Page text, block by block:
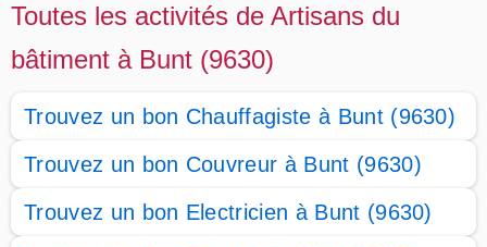
Toutes les activités de Artisans du
bâtiment à Bunt (9630)
Trouvez un bon Chauffagiste à Bunt (9630)
Trouvez un bon Couvreur à Bunt (9630)
Trouvez un bon Electricien à Bunt (9630)